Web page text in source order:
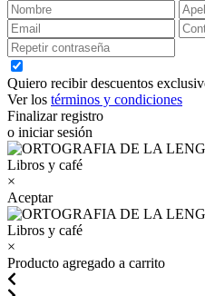
Quiero recibir descuentos
Ver los términos y condiciones
Finalizar registro
o iniciar sesión
×
Aceptar
×
Producto agregado a carrito